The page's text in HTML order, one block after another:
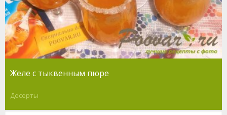
Желе с тыквенным пюре
Десерты